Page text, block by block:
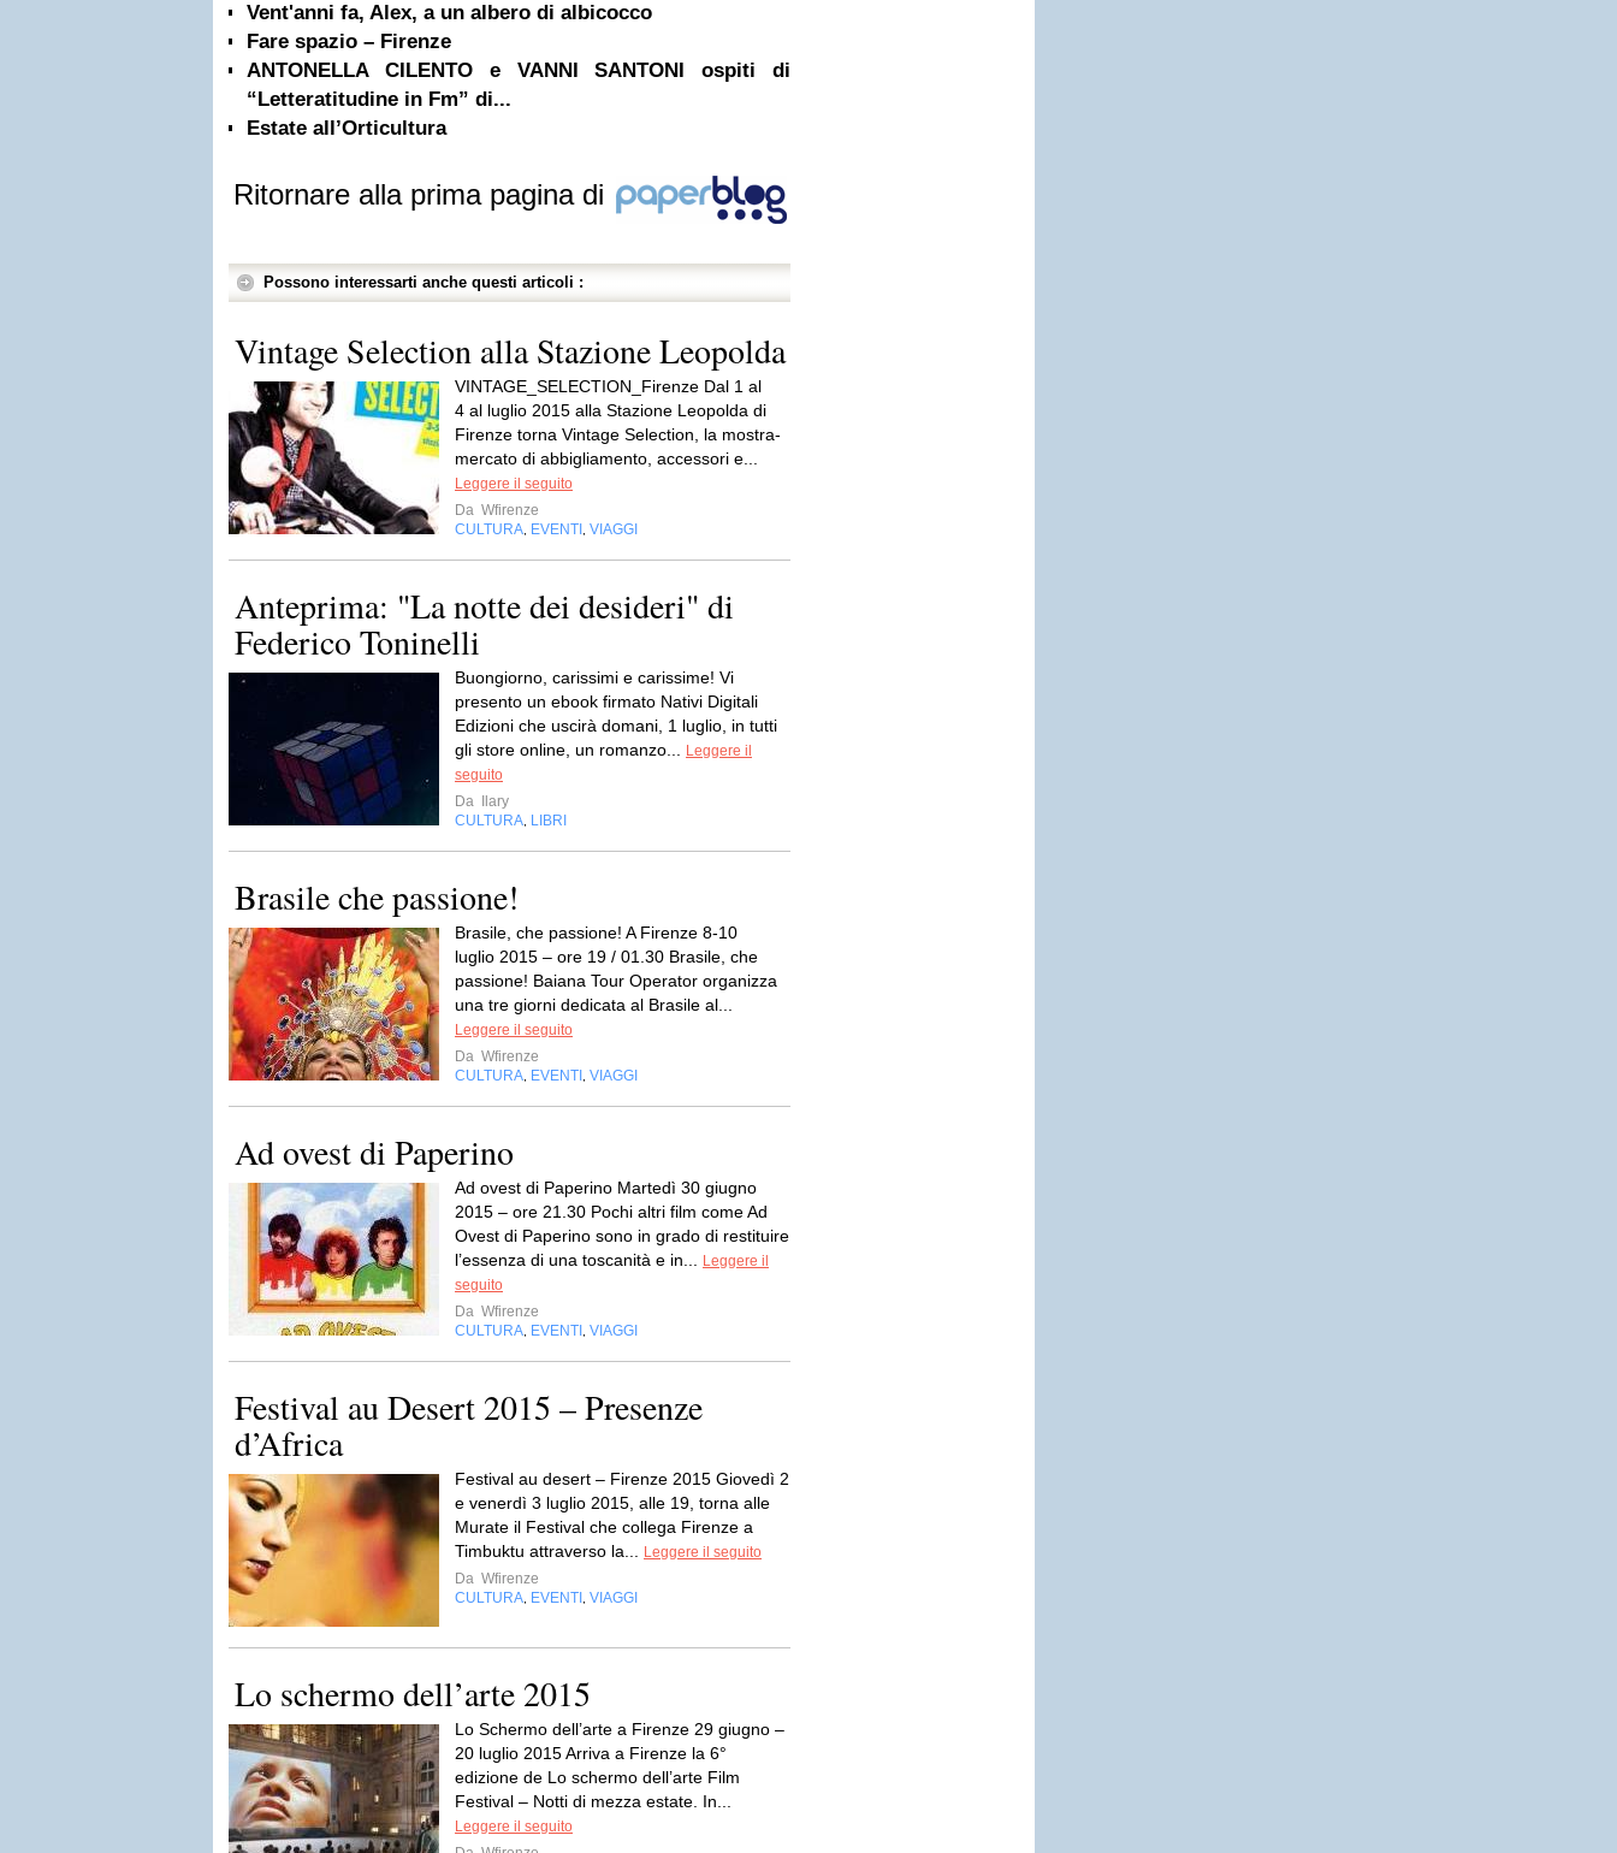
Vent'anni fa, Alex, a un albero di albicocco
Fare spazio – Firenze
ANTONELLA CILENTO e VANNI SANTONI ospiti di
“Letteratitudine in Fm” di...
Estate all’Orticultura
Ritornare alla prima pagina di
Possono interessarti anche questi articoli :
Vintage Selection alla Stazione Leopolda
VINTAGE_SELECTION_Firenze Dal 1 al
4 al luglio 2015 alla Stazione Leopolda di
Firenze torna Vintage Selection, la mostra-
mercato di abbigliamento, accessori e...
Leggere il seguito
Da Wfirenze
CULTURA EVENTI VIAGGI
Anteprima: "La notte dei desideri" di
Federico Toninelli
Buongiorno, carissimi e carissime! Vi
presento un ebook firmato Nativi Digitali
Edizioni che uscirà domani, 1 luglio, in tutti
gli store online, un romanzo...
Leggere il
seguito
Da
Ilary
CULTURA LIBRI
Brasile che passione!
Brasile, che passione! A Firenze 8-10
luglio 2015 – ore 19 / 01.30 Brasile, che
passione! Baiana Tour Operator organizza
una tre giorni dedicata al Brasile al...
Leggere il seguito
Da Wfirenze
CULTURA EVENTI VIAGGI
Ad ovest di Paperino
Ad ovest di Paperino Martedì 30 giugno
2015 – ore 21.30 Pochi altri film come Ad
Ovest di Paperino sono in grado di restituire
l’essenza di una toscanità e in...
Leggere il
seguito
Da Wfirenze
CULTURA EVENTI VIAGGI
Festival au Desert 2015 – Presenze
d’Africa
Festival au desert – Firenze 2015 Giovedì 2
e venerdì 3 luglio 2015, alle 19, torna alle
Murate il Festival che collega Firenze a
Timbuktu attraverso la...
Leggere il seguito
Da Wfirenze
CULTURA EVENTI VIAGGI
Lo schermo dell’arte 2015
Lo Schermo dell’arte a Firenze 29 giugno –
20 luglio 2015 Arriva a Firenze la 6°
edizione de Lo schermo dell’arte Film
Festival – Notti di mezza estate. In...
Leggere il seguito